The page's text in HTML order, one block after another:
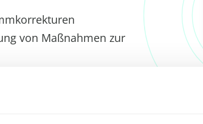
von Maßnahmen zur